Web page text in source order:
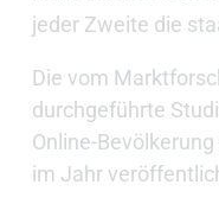
jeder Zweite die
Die vom
durchgeführte
Online-
im Jahr